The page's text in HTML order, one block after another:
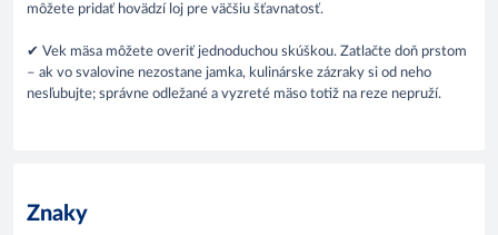
môžete pridať hovädzí loj pre väčšiu šťavnatosť.
✔ Vek mäsa môžete overiť jednoduchou skúškou. Zatlačte doň prstom
– ak vo svalovine nezostane jamka, kulinárske zázraky si od neho
nesľubujte; správne odležané a vyzreté mäso totiž na reze nepruží.
Znaky